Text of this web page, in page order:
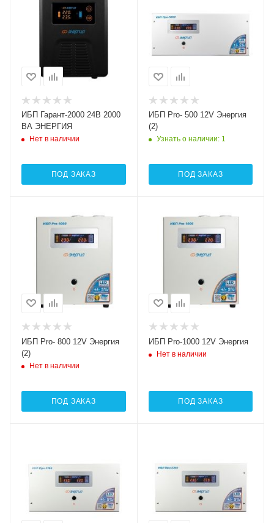
Интерактивный
(Line-Interactive)
мощность (полная), ВА
2000
ИБП Гарант-2000 24В 2000
ВА ЭНЕРГИЯ
Нет в наличии
ПОД ЗАКАЗ
ИБП Pro- 500 12V Энергия
(2)
Узнать о наличии: 1
ПОД ЗАКАЗ
ИБП Pro- 800 12V Энергия
(2)
Нет в наличии
ПОД ЗАКАЗ
ИБП Pro-1000 12V Энергия
Нет в наличии
ПОД ЗАКАЗ